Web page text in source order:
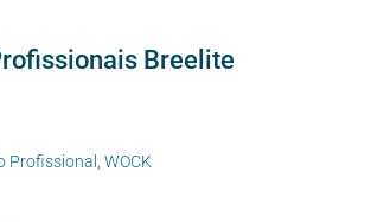
Breelite
Profissional
WOCK